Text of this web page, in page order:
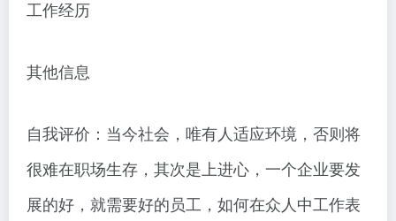
工作经历
其他信息
自我评价：当今社会，唯有人适应环境，否则将
很难在职场生存，其次是上进心，一个企业要发
展的好，就需要好的员工，如何在众人中工作表